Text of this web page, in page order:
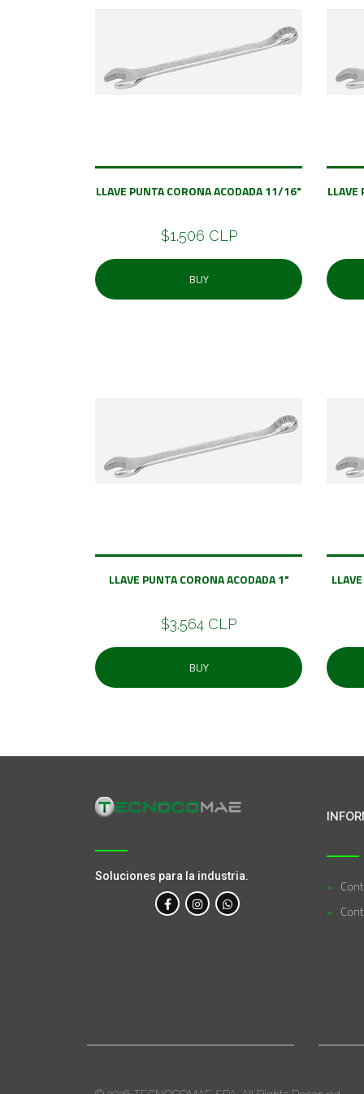
LLAVE PUNTA CORONA ACODADA 11/16"
$1.506 CLP
BUY
LLAVE
LLAVE PUNTA CORONA ACODADA 1"
$3.564 CLP
BUY
Soluciones para la industria.